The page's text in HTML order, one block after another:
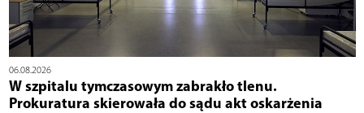
06.08.2026
W szpitalu tymczasowym zabrakło tlenu.
Prokuratura skierowała do sądu akt oskarżenia